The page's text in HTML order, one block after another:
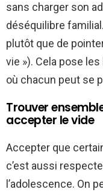
sans charger son
déséquilibre
plutôt que de
vie »). Cela pose
où chacun peut se
Trouver
accepter le vide
Accepter que
c’est aussi
l’adolescence. On